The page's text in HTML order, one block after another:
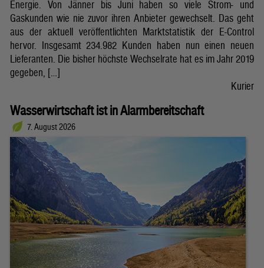
Energie. Von Jänner bis Juni haben so viele Strom- und
Gaskunden wie nie zuvor ihren Anbieter gewechselt. Das geht
aus der aktuell veröffentlichten Marktstatistik der E-Control
hervor. Insgesamt 234.982 Kunden haben nun einen neuen
Lieferanten. Die bisher höchste Wechselrate hat es im Jahr 2019
gegeben, […]
Kurier
Wasserwirtschaft ist in Alarmbereitschaft
7. August 2026